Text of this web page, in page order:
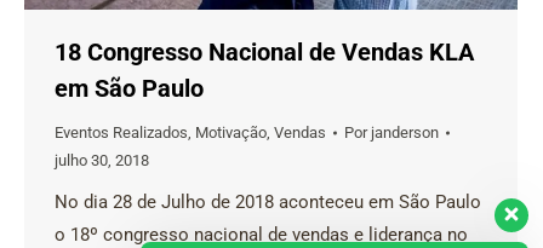
18 Congresso Nacional de Vendas KLA
em São Paulo
Eventos Realizados, Motivação, Vendas Por janderson
julho 30, 2018
No dia 28 de Julho de 2018 aconteceu em São Paulo
o 18º congresso nacional de vendas e liderança no